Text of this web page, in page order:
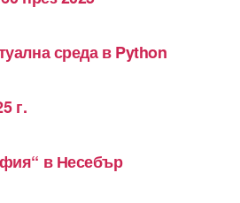
среда в Python
г.
в Несебър